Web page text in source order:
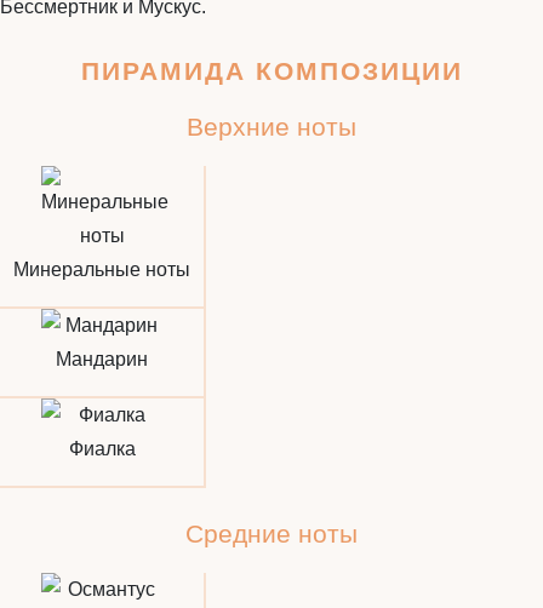
Бессмертник и Мускус.
ПИРАМИДА КОМПОЗИЦИИ
Верхние ноты
Минеральные ноты
Мандарин
Фиалка
Средние ноты